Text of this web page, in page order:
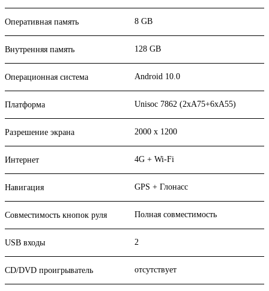
Оперативная память 8 GB
Внутренняя память 128 GB
Операционная система Android 10.0
Платформа Unisoc 7862 (2xA75+6xA55)
Разрешение экрана 2000 x 1200
Интернет 4G + Wi-Fi
Навигация GPS + Глонасс
Совместимость кнопок руля Полная совместимость
USB входы 2
CD/DVD проигрыватель отсутствует